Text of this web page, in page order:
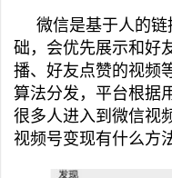
微信是基于人的链
础，会优先展示和好
播、好友点赞的视频
算法分发，平台根据
很多人进入到微信视
视频号变现有什么方